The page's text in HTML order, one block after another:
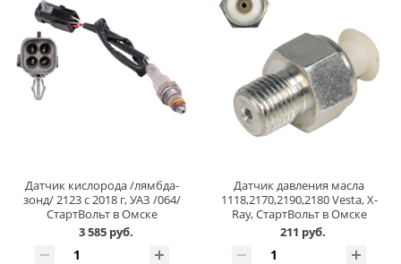
Датчик кислорода /лямбда-
зонд/ 2123 с 2018 г, УАЗ /064/
СтартВольт в Омске
3 585 руб.
Датчик давления масла
1118,2170,2190,2180 Vesta, X-
Ray, СтартВольт в Омске
211 руб.